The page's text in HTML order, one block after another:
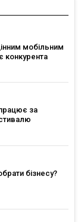
мобільним
конкурента
за
бізнесу?